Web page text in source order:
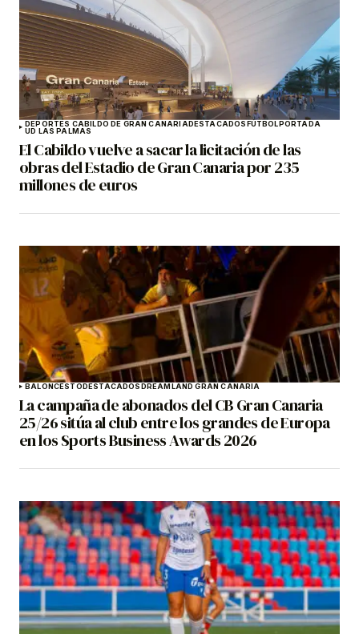
DEPORTES CABILDO DE GRAN CANARIADESTACADOSFÚTBOLPORTADA
UD LAS PALMAS
El Cabildo vuelve a sacar la licitación de las
obras del Estadio de Gran Canaria por 235
millones de euros
BALONCESTODESTACADOSDREAMLAND GRAN CANARIA
La campaña de abonados del CB Gran Canaria
25/26 sitúa al club entre los grandes de Europa
en los Sports Business Awards 2026